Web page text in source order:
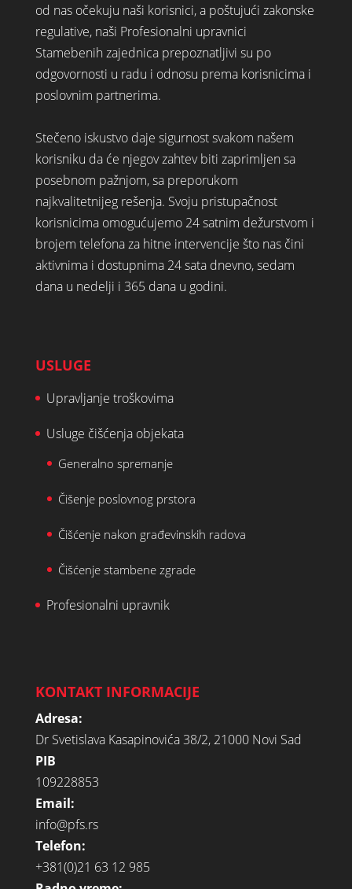
od nas očekuju naši korisnici, a poštujući zakonske
regulative, naši Profesionalni upravnici
Stamebenih zajednica prepoznatljivi su po
odgovornosti u radu i odnosu prema korisnicima i
poslovnim partnerima.
Stečeno iskustvo daje sigurnost svakom našem
korisniku da će njegov zahtev biti zaprimljen sa
posebnom pažnjom, sa preporukom
najkvalitetnijeg rešenja. Svoju pristupačnost
korisnicima omogućujemo 24 satnim dežurstvom i
brojem telefona za hitne intervencije što nas čini
aktivnima i dostupnima 24 sata dnevno, sedam
dana u nedelji i 365 dana u godini.
USLUGE
Upravljanje troškovima
Usluge čišćenja objekata
Generalno spremanje
Čišenje poslovnog prstora
Čišćenje nakon građevinskih radova
Čišćenje stambene zgrade
Profesionalni upravnik
KONTAKT INFORMACIJE
Adresa:
Dr Svetislava Kasapinovića 38/2, 21000 Novi Sad
PIB
109228853
Email:
info@pfs.rs
Telefon:
+381(0)21 63 12 985